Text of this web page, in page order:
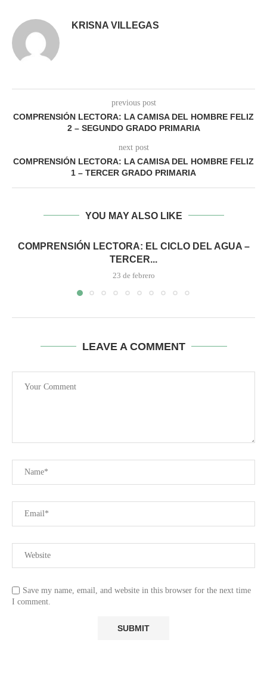
KRISNA VILLEGAS
previous post
COMPRENSIÓN LECTORA: LA CAMISA DEL HOMBRE FELIZ
2 – SEGUNDO GRADO PRIMARIA
next post
COMPRENSIÓN LECTORA: LA CAMISA DEL HOMBRE FELIZ
1 – TERCER GRADO PRIMARIA
YOU MAY ALSO LIKE
COMPRENSIÓN LECTORA: EL CICLO DEL AGUA –
TERCER...
23 de febrero
LEAVE A COMMENT
Save my name, email, and website in this browser for the next time
I comment.